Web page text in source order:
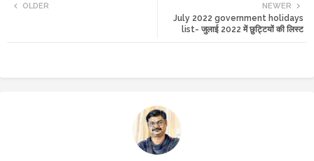
ats
NEWER
July 2022 government holidays
list- जुलाई 2022 में छुट्टियों की लिस्ट
OLDER